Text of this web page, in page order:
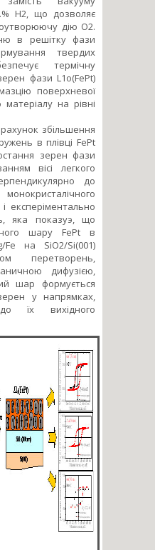
Н2, що дозволяє
дію O2.
в решітку фази
твердих
термічну
фази L1о(FePt)
поверхневої
матеріалу на рівні
збільшення
в плівці FePt
зерен фази
вісі легкого
до
експеріментально
яка показуэ, що
шару FePt в
Fe на SiO2/Si(001)
перетворень,
дифузією,
шар формується
у напрямках,
їх вихідного